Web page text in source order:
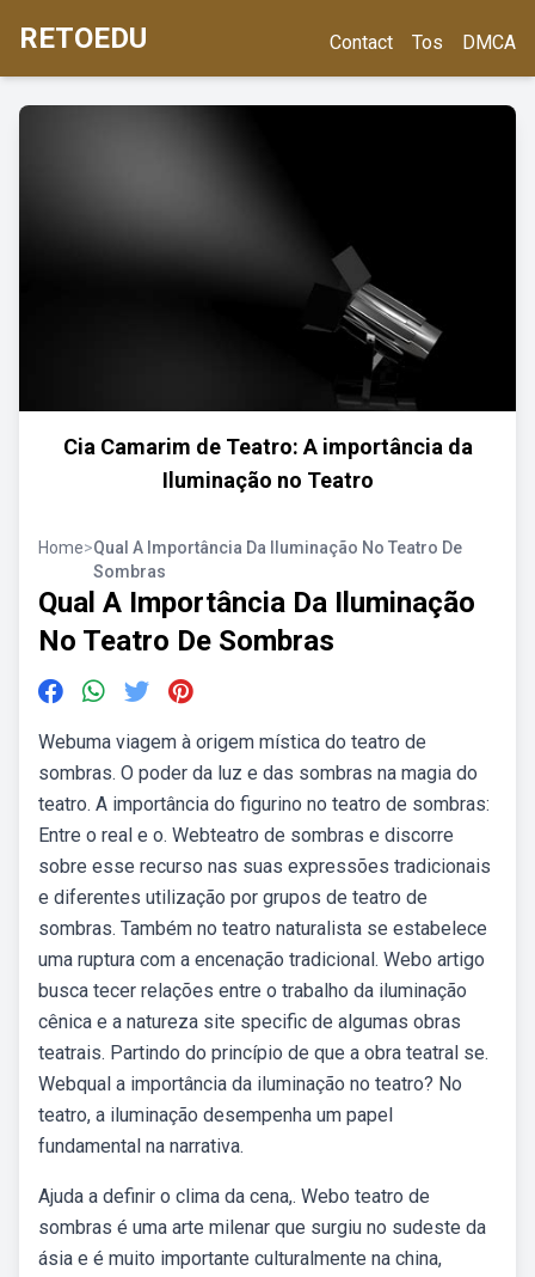
RETOEDU Contact Tos DMCA
Cia Camarim de Teatro: A importância da
Iluminação no Teatro
Home>Qual A Importância Da Iluminação No Teatro De
Sombras
Qual A Importância Da Iluminação
No Teatro De Sombras
Webuma viagem à origem mística do teatro de
sombras. O poder da luz e das sombras na magia do
teatro. A importância do figurino no teatro de sombras:
Entre o real e o. Webteatro de sombras e discorre
sobre esse recurso nas suas expressões tradicionais
e diferentes utilização por grupos de teatro de
sombras. Também no teatro naturalista se estabelece
uma ruptura com a encenação tradicional. Webo artigo
busca tecer relações entre o trabalho da iluminação
cênica e a natureza site specific de algumas obras
teatrais. Partindo do princípio de que a obra teatral se.
Webqual a importância da iluminação no teatro? No
teatro, a iluminação desempenha um papel
fundamental na narrativa.
Ajuda a definir o clima da cena,. Webo teatro de
sombras é uma arte milenar que surgiu no sudeste da
ásia e é muito importante culturalmente na china,